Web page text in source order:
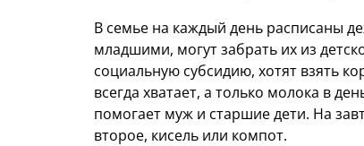
В семье на каждый день расписаны
младшими, могут забрать их из
социальную субсидию, хотят взять
всегда хватает, а только молока в
помогает муж и старшие дети. На
второе, кисель или компот.